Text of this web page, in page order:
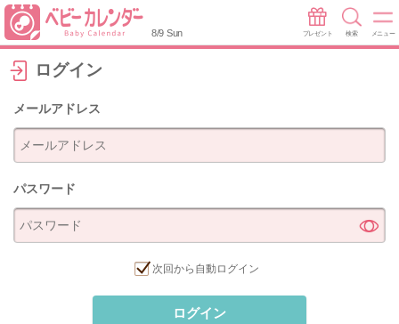
8/9 Sun プレゼント 検索 メニュー
ログイン
メールアドレス
パスワード
次回から自動ログイン
ログイン